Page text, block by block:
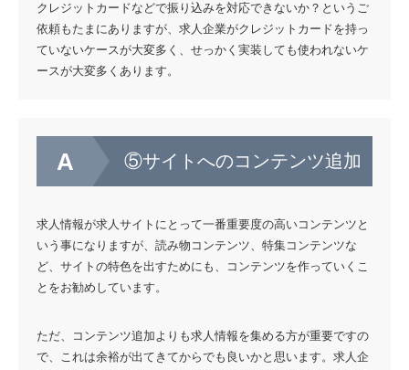
クレジットカードなどで振り込みを対応できないか？というご
依頼もたまにありますが、求人企業がクレジットカードを持っ
ていないケースが大変多く、せっかく実装しても使われないケ
ースが大変多くあります。
⑤サイトへのコンテンツ追加
求人情報が求人サイトにとって一番重要度の高いコンテンツと
いう事になりますが、読み物コンテンツ、特集コンテンツな
ど、サイトの特色を出すためにも、コンテンツを作っていくこ
とをお勧めしています。
ただ、コンテンツ追加よりも求人情報を集める方が重要ですの
で、これは余裕が出てきてからでも良いかと思います。求人企